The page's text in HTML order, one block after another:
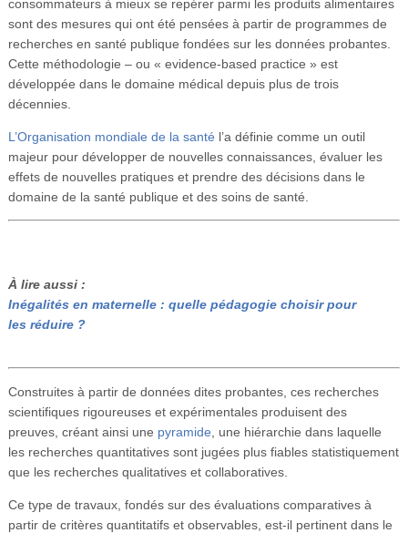
consommateurs à mieux se repérer parmi les produits alimentaires
sont des mesures qui ont été pensées à partir de programmes de
recherches en santé publique fondées sur les données probantes.
Cette méthodologie – ou « evidence-based practice » est
développée dans le domaine médical depuis plus de trois
décennies.
L’Organisation mondiale de la santé l’a définie comme un outil
majeur pour développer de nouvelles connaissances, évaluer les
effets de nouvelles pratiques et prendre des décisions dans le
domaine de la santé publique et des soins de santé.
À lire aussi :
Inégalités en maternelle : quelle pédagogie choisir pour
les réduire ?
Construites à partir de données dites probantes, ces recherches
scientifiques rigoureuses et expérimentales produisent des
preuves, créant ainsi une pyramide , une hiérarchie dans laquelle
les recherches quantitatives sont jugées plus fiables statistiquement
que les recherches qualitatives et collaboratives.
Ce type de travaux, fondés sur des évaluations comparatives à
partir de critères quantitatifs et observables, est-il pertinent dans le